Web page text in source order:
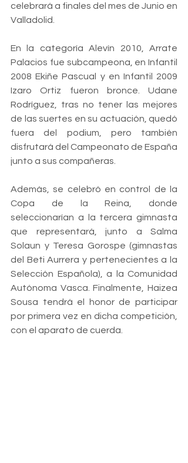
celebrará a finales del mes de Junio en
Valladolid.
En la categoría Alevín 2010, Arrate
Palacios fue subcampeona, en Infantil
2008 Ekiñe Pascual y en Infantil 2009
Izaro Ortiz fueron bronce. Udane
Rodríguez, tras no tener las mejores
de las suertes en su actuación, quedó
fuera del podium, pero también
disfrutará del Campeonato de España
junto a sus compañeras.
Además, se celebró en control de la
Copa de la Reina, donde
seleccionarían a la tercera gimnasta
que representará, junto a Salma
Solaun y Teresa Gorospe (gimnastas
del Beti Aurrera y pertenecientes a la
Selección Española), a la Comunidad
Autónoma Vasca. Finalmente, Haizea
Sousa tendrá el honor de participar
por primera vez en dicha competición,
con el aparato de cuerda.